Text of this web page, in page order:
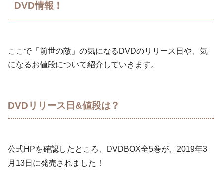
DVD情報！
ここで「前世の敵」の気になるDVDのリリース日や、気
になるお値段について紹介していきます。
DVDリリース日&値段は？
公式HPを確認したところ、DVDBOX全5巻が、2019年3
月13日に発売されました！